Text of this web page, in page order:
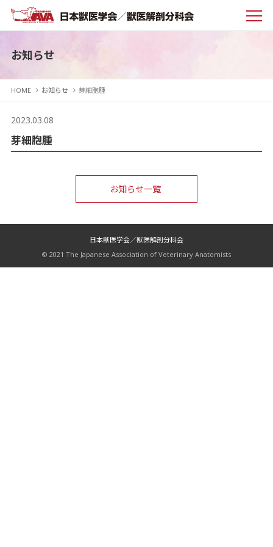
お知らせ
HOME お知らせ 芽細胞腫
2023.03.08
芽細胞腫
お知らせ一覧
日本獣医学会／獣医解剖分科会
© 2021 The Japanese Association of Veterinary Anatomists